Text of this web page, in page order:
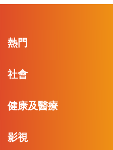
熱門
社會
健康及醫療
影視